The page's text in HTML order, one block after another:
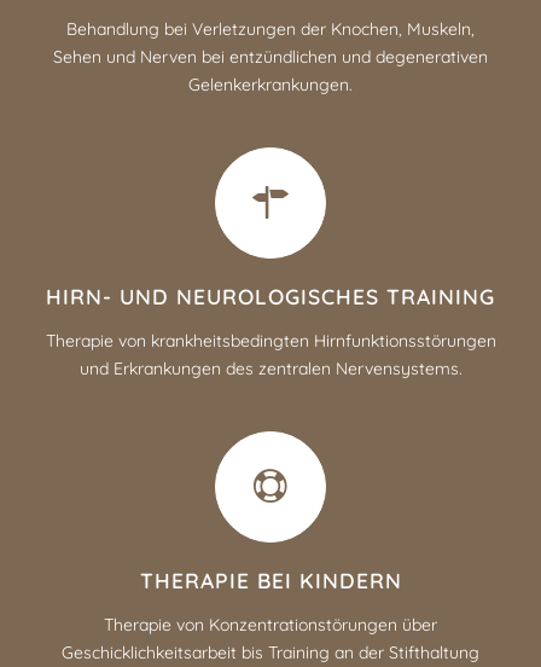
Behandlung bei Verletzungen der Knochen, Muskeln,
Sehen und Nerven bei entzündlichen und degenerativen
Gelenkerkrankungen.
HIRN- UND NEUROLOGISCHES TRAINING
Therapie von krankheitsbedingten Hirnfunktionsstörungen
und Erkrankungen des zentralen Nervensystems.
THERAPIE BEI KINDERN
Therapie von Konzentrationstörungen über
Geschicklichkeitsarbeit bis Training an der Stifthaltung